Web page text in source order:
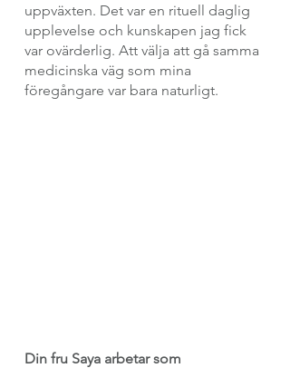
uppväxten. Det var en rituell daglig
upplevelse och kunskapen jag fick
var ovärderlig. Att välja att gå samma
medicinska väg som mina
föregångare var bara naturligt.
Din fru Saya arbetar som